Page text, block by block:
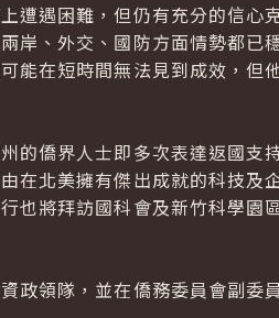
遇困難，但仍有充分的信心
岸、外交、國防方面情勢都已
能在短時間無法見到成效，但
僑界人士即多次表達返國支
在北美擁有傑出成就的科技及
也將拜訪國科會及新竹科學園
領隊，並在僑務委員會副委